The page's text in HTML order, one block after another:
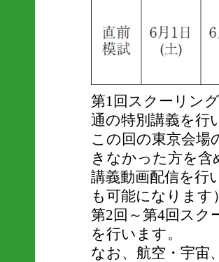
第1回スクーリン
通の特別講義を行
この回の東京会場
きなかった方を
講義動画配信を行
も可能になります
第2回～第4回スク
を行います。
なお、航空・宇宙